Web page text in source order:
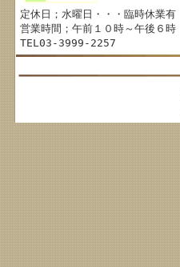
定休日；水曜日・・・臨時休業有
営業時間；午前１０時～午後６時
TEL03-3999-2257